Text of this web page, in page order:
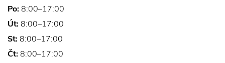
Po:8:00–17:00
Út:8:00–17:00
St:8:00–17:00
Čt:8:00–17:00